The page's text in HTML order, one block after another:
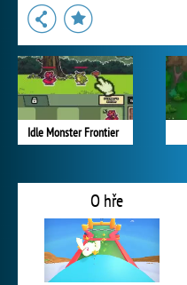
Idle Monster Frontier
O hře